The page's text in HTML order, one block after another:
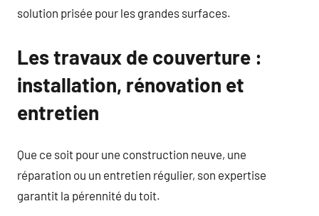
solution prisée pour les grandes surfaces.
Les travaux de couverture :
installation, rénovation et
entretien
Que ce soit pour une construction neuve, une
réparation ou un entretien régulier, son expertise
garantit la pérennité du toit.